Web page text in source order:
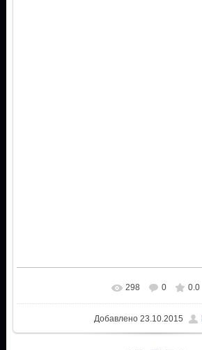
298 0 0.0
Добавлено23.10.2015